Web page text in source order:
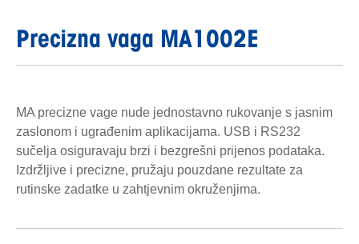
Precizna vaga MA1002E
MA precizne vage nude jednostavno rukovanje s jasnim
zaslonom i ugrađenim aplikacijama. USB i RS232
sučelja osiguravaju brzi i bezgrešni prijenos podataka.
Izdržljive i precizne, pružaju pouzdane rezultate za
rutinske zadatke u zahtjevnim okruženjima.